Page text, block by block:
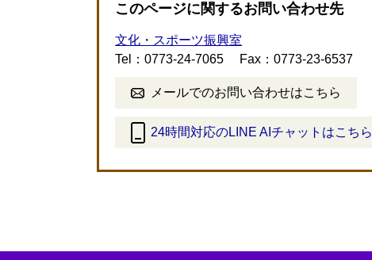
このページに関するお問い合わせ先
文化・スポーツ振興室
Tel：0773-24-7065
Fax：0773-23-6537
メールでのお問い合わせはこちら
24時間対応のLINE AIチャットはこちら
外
ク